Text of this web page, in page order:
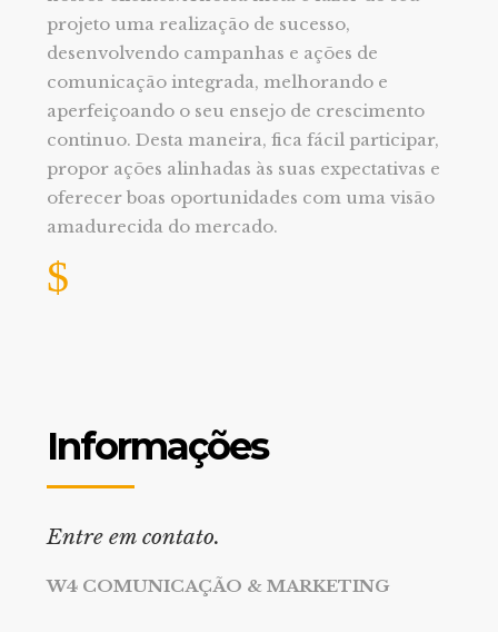
projeto uma realização de sucesso,
desenvolvendo campanhas e ações de
comunicação integrada, melhorando e
aperfeiçoando o seu ensejo de crescimento
continuo. Desta maneira, fica fácil participar,
propor ações alinhadas às suas expectativas e
oferecer boas oportunidades com uma visão
amadurecida do mercado.
Informações
Entre em contato.
W4 COMUNICAÇÃO & MARKETING